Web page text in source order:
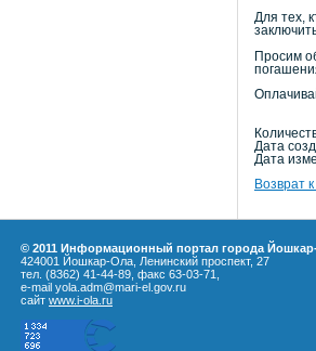
Для тех,
Просим
Дата
Дата
Возврат
© 2011 Информационный портал города
424001 Йошкар-Ола, Ленинский проспект, 27
тел. (8362) 41-44-89, факс 63-03-71,
e-mail yola.adm@mari-el.gov.ru
сайт www.i-ola.ru